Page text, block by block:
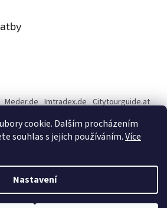
cookie. Dalším procházením
souhlas s jejich používáním.Více
Nastavení
Meder.de Imtradex.de Citytourguide.at